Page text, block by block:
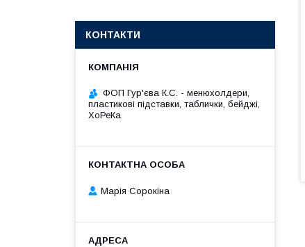
КОНТАКТИ
ФОП Гур'єва К.С. - менюхолдери,
пластикові підставки, таблички, бейджі,
ХоРеКа
Марія Сорокіна